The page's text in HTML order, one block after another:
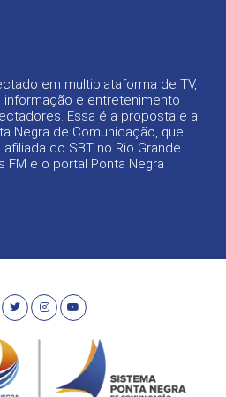
em multiplataforma de TV,
informação e entretenimento
Essa é a proposta e a
Negra de Comunicação, que
do SBT no Rio Grande
FM e o portal Ponta Negra